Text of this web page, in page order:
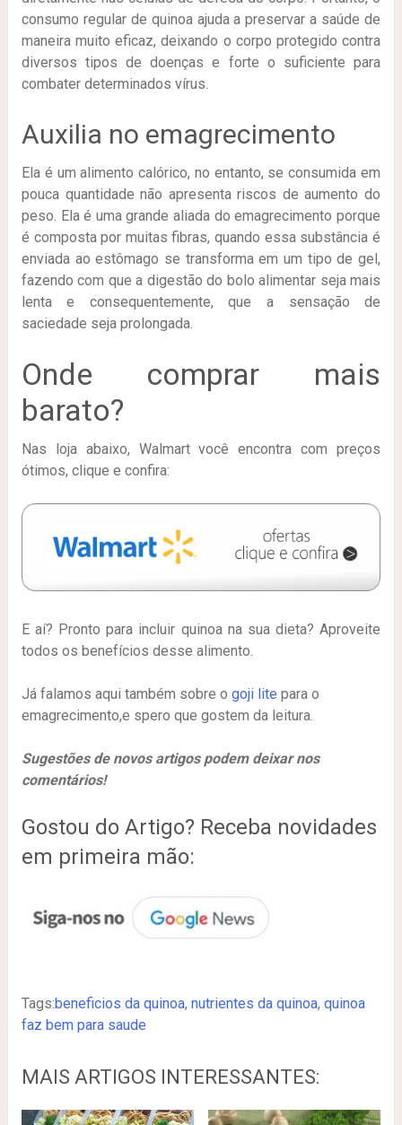
consumo regular de quinoa ajuda a preservar a saúde de
maneira muito eficaz, deixando o corpo protegido contra
diversos tipos de doenças e forte o suficiente para
combater determinados vírus.
Auxilia no emagrecimento
Ela é um alimento calórico, no entanto, se consumida em
pouca quantidade não apresenta riscos de aumento do
peso. Ela é uma grande aliada do emagrecimento porque
é composta por muitas fibras, quando essa substância é
enviada ao estômago se transforma em um tipo de gel,
fazendo com que a digestão do bolo alimentar seja mais
lenta e consequentemente, que a sensação de
saciedade seja prolongada.
Onde comprar mais
barato?
Nas loja abaixo, Walmart você encontra com preços
ótimos, clique e confira:
E aí? Pronto para incluir quinoa na sua dieta? Aproveite
todos os benefícios desse alimento.
Já falamos aqui também sobre o goji lite para o
emagrecimento,e spero que gostem da leitura.
Sugestões de novos artigos podem deixar nos
comentários!
Gostou do Artigo? Receba novidades
em primeira mão:
Tags:beneficios da quinoa, nutrientes da quinoa, quinoa
faz bem para saude
MAIS ARTIGOS INTERESSANTES: